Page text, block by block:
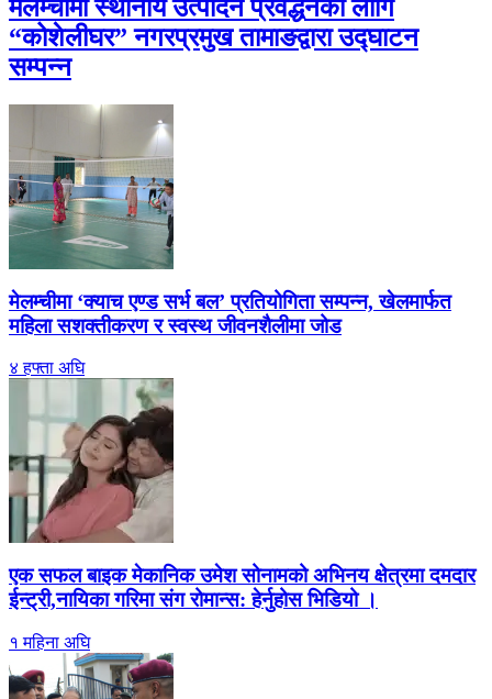
मेलम्चीमा स्थानीय उत्पादन प्रवर्द्धनका लागि
“कोशेलीघर” नगरप्रमुख तामाङद्वारा उद्घाटन
सम्पन्न
मेलम्चीमा ‘क्याच एण्ड सर्भ बल’ प्रतियोगिता सम्पन्न, खेलमार्फत
महिला सशक्तीकरण र स्वस्थ जीवनशैलीमा जोड
४ हफ्ता अघि
एक सफल बाइक मेकानिक उमेश सोनामको अभिनय क्षेत्रमा दमदार
ईन्ट्री,नायिका गरिमा संग रोमान्स: हेर्नुहोस भिडियो ।
१ महिना अघि